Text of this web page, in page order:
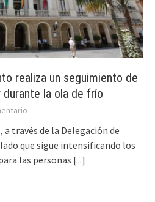
realiza un seguimiento de
durante la ola de frío
través de la Delegación de
que sigue intensificando los
las personas [...]